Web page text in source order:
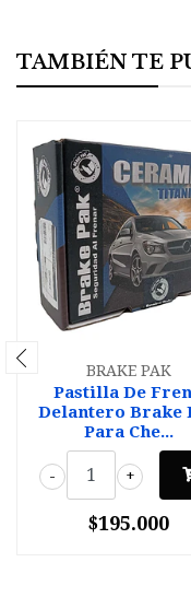
TAMBIÉN TE
BRAKE PAK
Pastilla De
Delantero Brake
Para Che...
+
-
$195.000